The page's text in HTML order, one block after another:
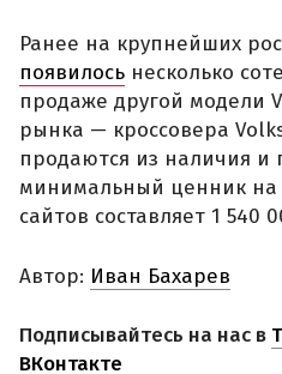
Ранее на крупнейших
появилось несколько
продаже другой модели
рынка — кроссовера
продаются из наличия и
минимальный ценник на
сайтов составляет 1 540
Автор: Иван Бахарев
Подписывайтесь на нас в
ВКонтакте